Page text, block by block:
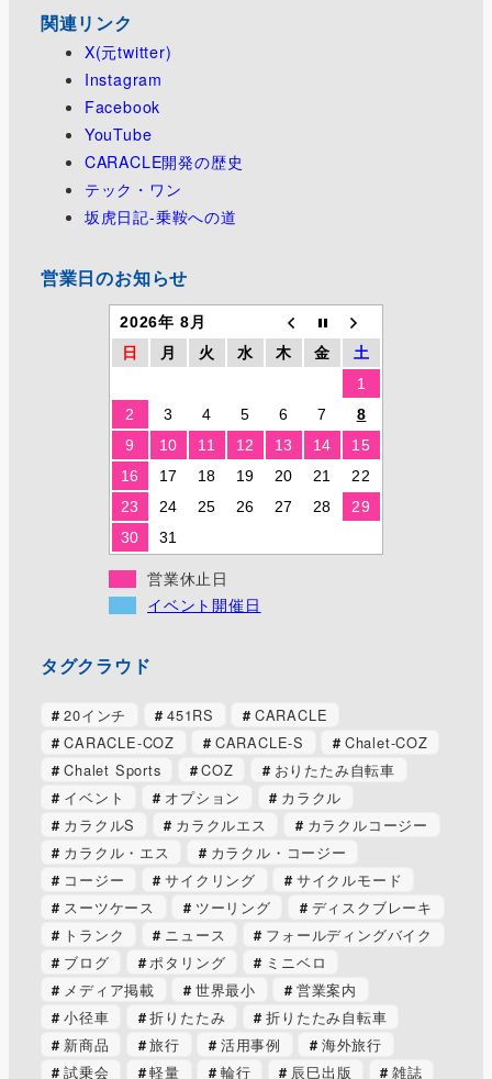
り
関連リンク
X(元twitter)
Instagram
Facebook
YouTube
CARACLE開発の歴史
テック・ワン
坂虎日記-乗鞍への道
営業日のお知らせ
2026年 8月
日
月 火 水 木 金
土
1
2
3 4 5 6 7
8
9
10 11 12 13 14
15
16
17 18 19 20 21
22
23
24 25 26 27 28
29
30
31
営業休止日
イベント開催日
タグクラウド
20インチ 451RS
CARACLE
CARACLE-COZ
CARACLE-S
Chalet-COZ
Chalet Sports
COZ
おりたたみ自転車
イベント
オプション
カラクル
カラクルS
カラクルエス
カラクルコージー
カラクル・エス
カラクル・コージー
コージー
サイクリング
サイクルモード
スーツケース
ツーリング
ディスクブレーキ
トランク
ニュース
フォールディングバイク
ブログ
ポタリング
ミニベロ
メディア掲載
世界最小
営業案内
小径車
折りたたみ
折りたたみ自転車
新商品
旅行 活用事例
海外旅行
試乗会
軽量 輪行 辰巳出版 雑誌